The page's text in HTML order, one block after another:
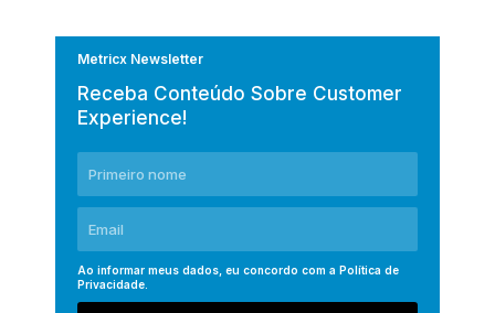
Metricx Newsletter
Receba Conteúdo Sobre Customer
Experience!
Ao informar meus dados, eu concordo com a Política de
Privacidade